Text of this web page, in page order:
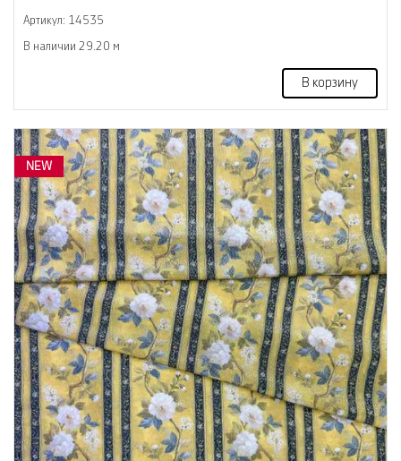
Артикул: 14535
В наличии 29.20 м
В корзину
NEW